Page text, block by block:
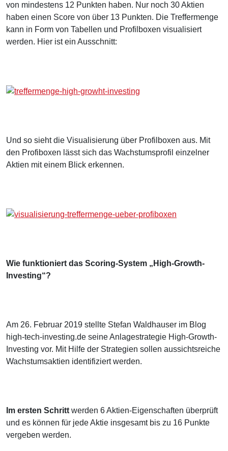
von mindestens 12 Punkten haben. Nur noch 30 Aktien
haben einen Score von über 13 Punkten. Die Treffermenge
kann in Form von Tabellen und Profilboxen visualisiert
werden. Hier ist ein Ausschnitt:
Und so sieht die Visualisierung über Profilboxen aus. Mit
den Profiboxen lässt sich das Wachstumsprofil einzelner
Aktien mit einem Blick erkennen.
Wie funktioniert das Scoring-System „High-Growth-
Investing“?
Am 26. Februar 2019 stellte Stefan Waldhauser im Blog
high-tech-investing.de seine Anlagestrategie High-Growth-
Investing vor. Mit Hilfe der Strategien sollen aussichtsreiche
Wachstumsaktien identifiziert werden.
Im ersten Schritt werden 6 Aktien-Eigenschaften überprüft
und es können für jede Aktie insgesamt bis zu 16 Punkte
vergeben werden.